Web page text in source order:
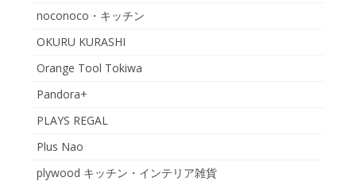
noconoco・キッチン
OKURU KURASHI
Orange Tool Tokiwa
Pandora+
PLAYS REGAL
Plus Nao
plywood キッチン・インテリア雑貨